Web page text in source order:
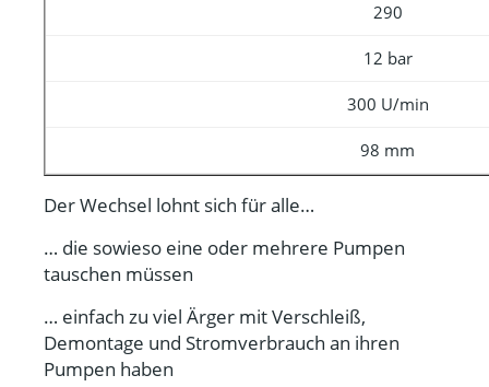
290
12 bar
300 U/min
98 mm
Der Wechsel lohnt sich für alle…
… die sowieso eine oder mehrere Pumpen
tauschen müssen
… einfach zu viel Ärger mit Verschleiß,
Demontage und Stromverbrauch an ihren
Pumpen haben